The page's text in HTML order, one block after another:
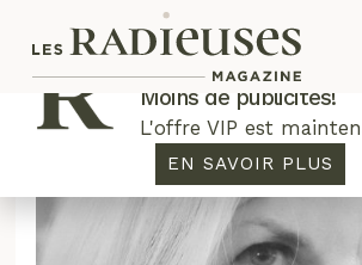
Plus de concours. Plus
Moins de publicités!
L'offre VIP est
EN SAVOIR PLUS